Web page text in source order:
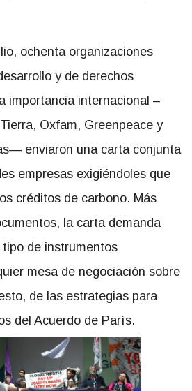
ochenta organizaciones
y de derechos
importancia internacional –
Oxfam, Greenpeace y
enviaron una carta conjunta
empresas exigiéndoles que
créditos de carbono. Más
la carta demanda
de instrumentos
mesa de negociación sobre
de las estrategias para
del Acuerdo de París.